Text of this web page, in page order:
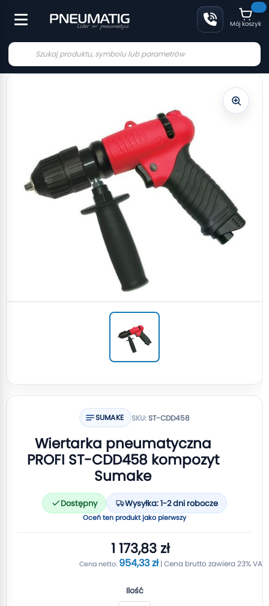
Mój koszyk
SUMAKE SKU:ST-CDD458
Wiertarka pneumatyczna
PROFI ST-CDD458 kompozyt
Sumake
Dostępny Wysyłka: 1-2 dni robocze
Oceń ten produkt jako pierwszy
1 173,83 zł
954,33 zł
Ilość